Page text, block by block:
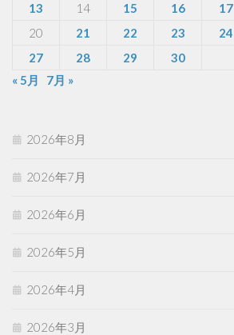
13
14 15 16 17
20
21 22 23 24
27
28 29
30
« 5月
7月 »
2026年8月
2026年7月
2026年6月
2026年5月
2026年4月
2026年3月